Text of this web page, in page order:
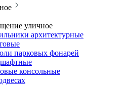
уличное
архитектурные
парковых фонарей
консольные